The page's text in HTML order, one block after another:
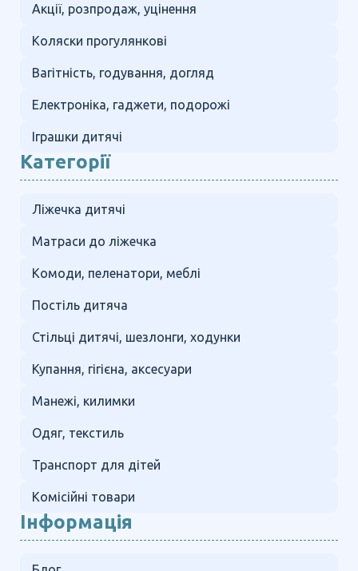
Акції, розпродаж, уцінення
Коляски прогулянкові
Вагітність, годування, догляд
Електроніка, гаджети, подорожі
Іграшки дитячі
Категорії
Ліжечка дитячі
Матраси до ліжечка
Комоди, пеленатори, меблі
Постіль дитяча
Стільці дитячі, шезлонги, ходунки
Купання, гігієна, аксесуари
Манежі, килимки
Одяг, текстиль
Транспорт для дітей
Комісійні товари
Інформація